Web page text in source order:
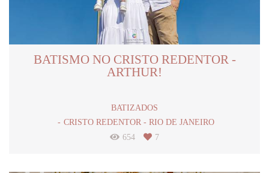
BATISMO NO CRISTO REDENTOR -
ARTHUR!
BATIZADOS
CRISTO REDENTOR - RIO DE JANEIRO
654
7